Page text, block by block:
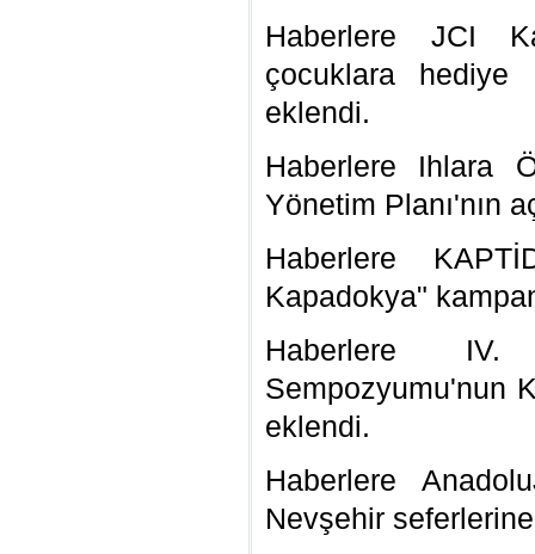
Haberlere JCI
çocuklara
eklendi.
Haberlere Ihlara
Yönetim Planı'nın
Haberlere
Kapadokya"
Haberlere IV.
Sempozyumu'nun
eklendi.
Haberlere
Nevşehir